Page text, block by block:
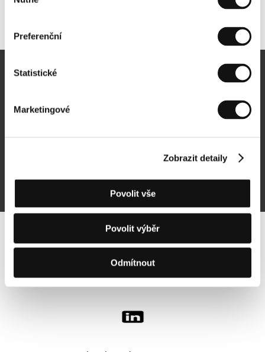
Preferenční
Statistické
Marketingové
Zobrazit detaily
Povolit vše
Povolit výběr
Odmítnout
Přihlásit se k odběru